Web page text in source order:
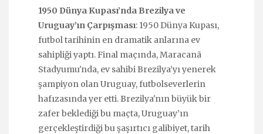
1950 Dünya Kupası’nda Brezilya ve
Uruguay’ın Çarpışması: 1950 Dünya Kupası,
futbol tarihinin en dramatik anlarına ev
sahipliği yaptı. Final maçında, Maracanã
Stadyumu'nda, ev sahibi Brezilya’yı yenerek
şampiyon olan Uruguay, futbolseverlerin
hafızasında yer etti. Brezilya'nın büyük bir
zafer beklediği bu maçta, Uruguay’ın
gerçekleştirdiği bu şaşırtıcı galibiyet, tarih